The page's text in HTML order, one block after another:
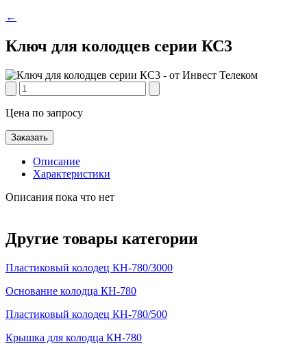
←
Ключ для колодцев серии КС3
Цена по запросу
Заказать
Описание
Характеристики
Описания пока что нет
Другие товары категории
Пластиковый колодец КН-780/3000
Основание колодца КН-780
Пластиковый колодец КН-780/500
Крышка для колодца КН-780